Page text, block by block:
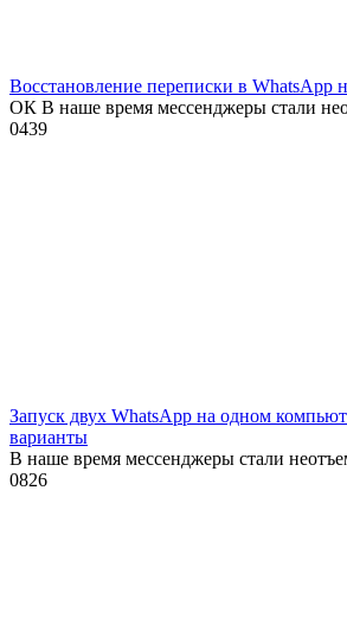
Восстановление переписки в WhatsApp
ОК В наше время мессенджеры стали
0439
Запуск двух WhatsApp на одном
варианты
В наше время мессенджеры стали
0826